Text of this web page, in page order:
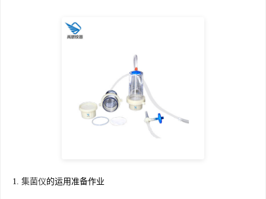
1. 集菌仪的运用准备作业